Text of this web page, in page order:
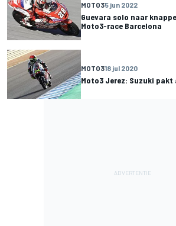
MOTO35 jun 2022
Guevara solo naar
Moto3-race Barcelona
MOTO318 jul 2020
Moto3 Jerez: Suzuki